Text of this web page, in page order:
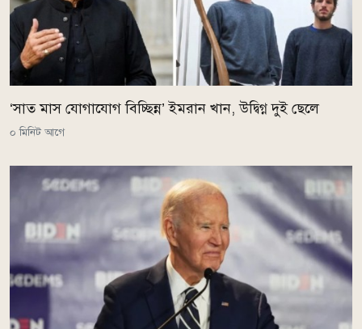
‘সাত মাস যোগাযোগ বিচ্ছিন্ন’ ইমরান খান, উদ্বিগ্ন দুই ছেলে
০ মিনিট আগে